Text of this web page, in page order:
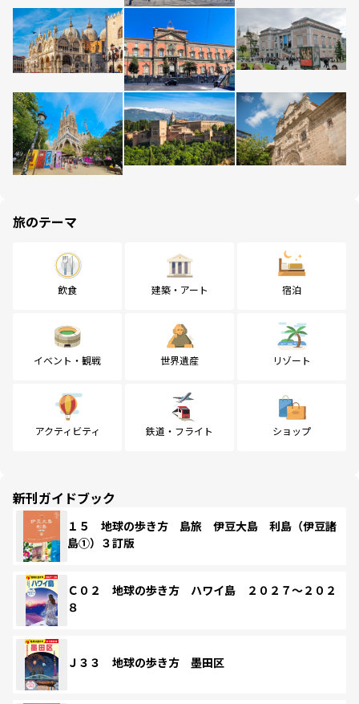
旅のテーマ
飲食 建築・アート 宿泊
イベント・観戦 世界遺産 リゾート
アクティビティ 鉄道・フライト ショップ
新刊ガイドブック
１５ 地球の歩き方 島旅 伊豆大島 利島（伊豆諸
島①）３訂版
Ｃ０２ 地球の歩き方 ハワイ島 ２０２７～２０２
８
Ｊ３３ 地球の歩き方 墨田区